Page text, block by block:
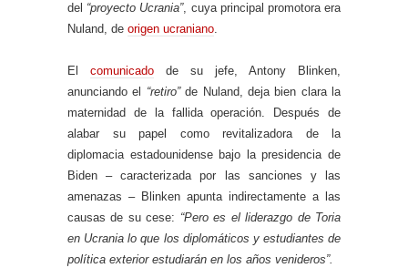
del “proyecto Ucrania”, cuya principal promotora era
Nuland, de origen ucraniano.
El comunicado de su jefe, Antony Blinken,
anunciando el “retiro”de Nuland, deja bien clara la
maternidad de la fallida operación. Después de
alabar su papel como revitalizadora de la
diplomacia estadounidense bajo la presidencia de
Biden – caracterizada por las sanciones y las
amenazas – Blinken apunta indirectamente a las
causas de su cese: “Pero es el liderazgo de Toria
en Ucrania lo que los diplomáticos y estudiantes de
política exterior estudiarán en los años venideros”.